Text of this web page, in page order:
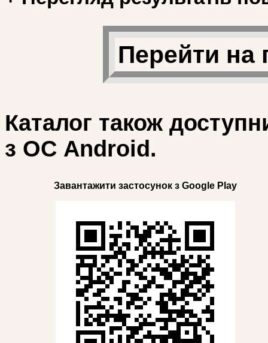
Перейти на
Каталог також
з ОС Android.
Завантажити застосунок з Google Play